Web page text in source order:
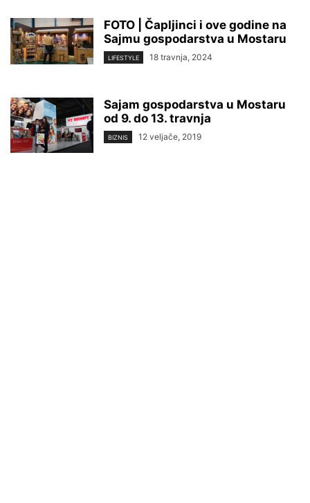
FOTO | Čapljinci i ove godine na
Sajmu gospodarstva u Mostaru
LIFESTYLE 18 travnja, 2024
Sajam gospodarstva u Mostaru
od 9. do 13. travnja
BIZNIS 12 veljače, 2019